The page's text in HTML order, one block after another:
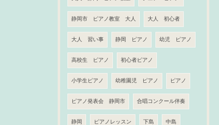
静岡市 ピアノ教室 大人 大人 初心者
大人 習い事 静岡 ピアノ 幼児 ピアノ
高校生 ピアノ 初心者ピアノ
小学生ピアノ 幼稚園児 ピアノ ピアノ
ピアノ発表会 静岡市 合唱コンクール伴奏
静岡 ピアノレッスン 下島 中島